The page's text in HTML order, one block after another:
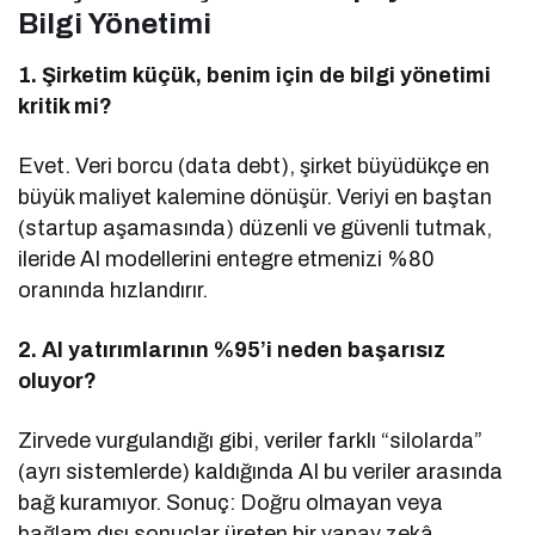
Bilgi Yönetimi
1. Şirketim küçük, benim için de bilgi yönetimi
kritik mi?
Evet. Veri borcu (data debt), şirket büyüdükçe en
büyük maliyet kalemine dönüşür. Veriyi en baştan
(startup aşamasında) düzenli ve güvenli tutmak,
ileride AI modellerini entegre etmenizi %80
oranında hızlandırır.
2. AI yatırımlarının %95’i neden başarısız
oluyor?
Zirvede vurgulandığı gibi, veriler farklı “silolarda”
(ayrı sistemlerde) kaldığında AI bu veriler arasında
bağ kuramıyor. Sonuç: Doğru olmayan veya